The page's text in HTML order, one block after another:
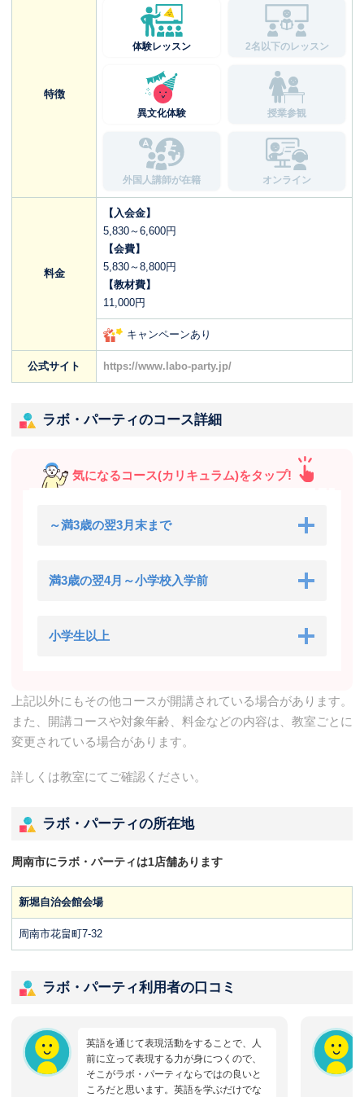
特徴
体験レッスン 2名以下のレッスン
異文化体験 授業参観
外国人講師が在籍 オンライン
料金
【入会金】
5,830～6,600円
【会費】
5,830～8,800円
【教材費】
11,000円
キャンペーンあり
公式サイト https://www.labo-party.jp/
ラボ・パーティのコース詳細
気になるコース(カリキュラム)をタップ!
～満3歳の翌3月末まで
満3歳の翌4月～小学校入学前
小学生以上
上記以外にもその他コースが開講されている場合があります。
また、開講コースや対象年齢、料金などの内容は、教室ごとに
変更されている場合があります。
詳しくは教室にてご確認ください。
ラボ・パーティの所在地
周南市にラボ・パーティは1店舗あります
新堀自治会館会場
周南市花畠町7-32
ラボ・パーティ利用者の口コミ
英語を通じて表現活動をすることで、人
前に立って表現する力が身につくので、
そこがラボ・パーティならではの良いと
ころだと思います。英語を学ぶだけでな